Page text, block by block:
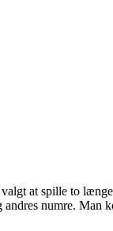
at spille to
numre.